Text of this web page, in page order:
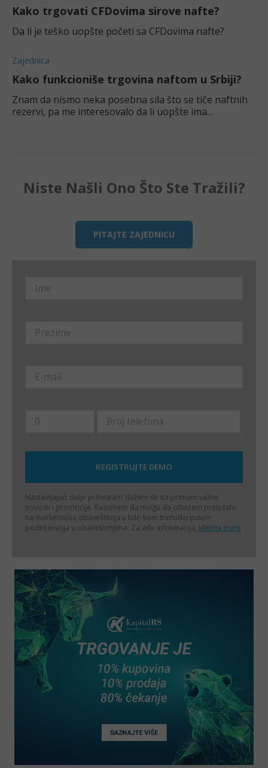
Kako trgovati CFDovima sirove nafte?
Da li je teško uopšte početi sa CFDovima nafte?
Zajednica
Kako funkcioniše trgovina naftom u Srbiji?
Znam da nismo neka posebna sila što se tiče naftnih
rezervi, pa me interesovalo da li uopšte ima
Niste Našli Ono Što Ste Tražili?
PITAJTE ZAJEDNICU
Nastavljajući dalje prihvatam Slažem se da primam važne
novosti i promocije. Razumem da mogu da otkažem pretplatu
na marketinška obaveštenja u bilo kom trenutku putem
podešavanja u obaveštenjima. Za više informacija, kliknite ovde